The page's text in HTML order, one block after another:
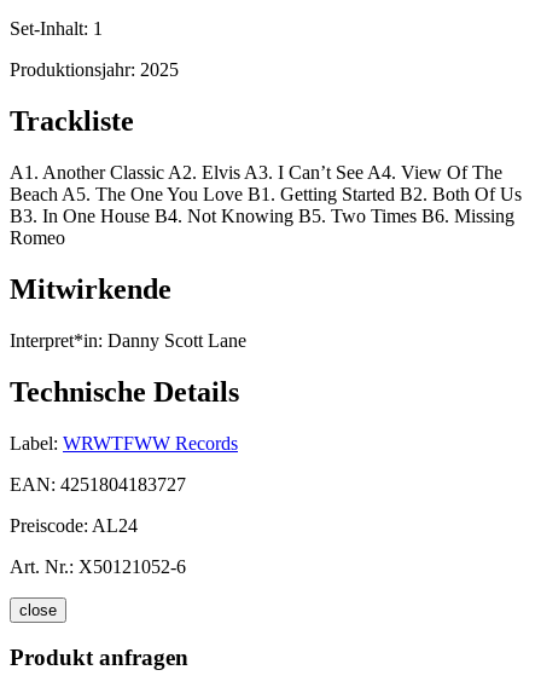
Set-Inhalt: 1
Produktionsjahr: 2025
Trackliste
A1. Another Classic A2. Elvis A3. I Can’t See A4. View Of The
Beach A5. The One You Love B1. Getting Started B2. Both Of Us
B3. In One House B4. Not Knowing B5. Two Times B6. Missing
Romeo
Mitwirkende
Interpret*in: Danny Scott Lane
Technische Details
Label: WRWTFWW Records
EAN: 4251804183727
Preiscode: AL24
Art. Nr.: X50121052-6
close
Produkt anfragen